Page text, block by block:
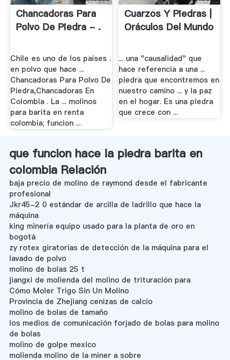
Chancadoras Para
Polvo De Piedra - .
Chile es uno de los países .
en polvo que hace ...
Chancadoras Para Polvo De
Piedra,Chancadoras En
Colombia . La ... molinos
para barita en renta
colombia; funcion ...
Cuarzos Y Piedras |
Oráculos Del Mundo
... una "causalidad" que
hace referencia a una ...
piedra que encontremos en
nuestro camino ... y la paz
en el hogar. Es una piedra
que crece con ...
que funcion hace la piedra barita en
colombia Relación
baja precio de molino de raymond desde el fabricante
profesional
Jkr45-2 0 estándar de arcilla de ladrillo que hace la
máquina
king minería equipo usado para la planta de oro en
bogotá
zy rotex giratorias de detección de la máquina para el
lavado de polvo
molino de bolas 25 t
jiangxi de molienda del molino de trituración para
Cómo Moler Trigo Sin Un Molino
Provincia de Zhejiang cenizas de calcio
molino de bolas de tamaño
los medios de comunicación forjado de bolas para molino
de bolas
molino de golpe mexico
molienda molino de la miner a sobre